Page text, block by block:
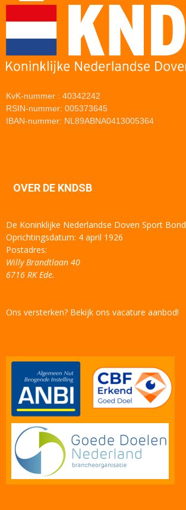
KvK-nummer : 40342242
RSIN-nummer: 005373645
IBAN-nummer: NL89ABNA0413005364
OVER DE KNDSB
De Koninklijke Nederlandse Doven Sport Bond
Oprichtingsdatum: 4 april 1926
Postadres:
Willy Brandtlaan 40
6716 RK Ede.
Ons versterken? Bekijk ons vacature aanbod!